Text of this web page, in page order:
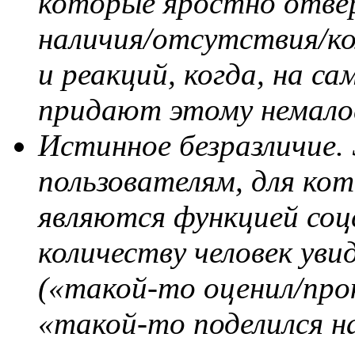
наличия/отсутствия/
и реакций, когда, на
придают этому
Истинное
пользователям, для
являются функцией
количеству человек
(«такой-то оценил/
«такой-то поделился